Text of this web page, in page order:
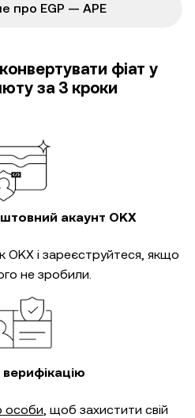
про EGP — APE
фіат у
за 3 кроки
акаунт OKX
і зареєструйтеся, якщо
не зробили.
особи, щоб захистити свій